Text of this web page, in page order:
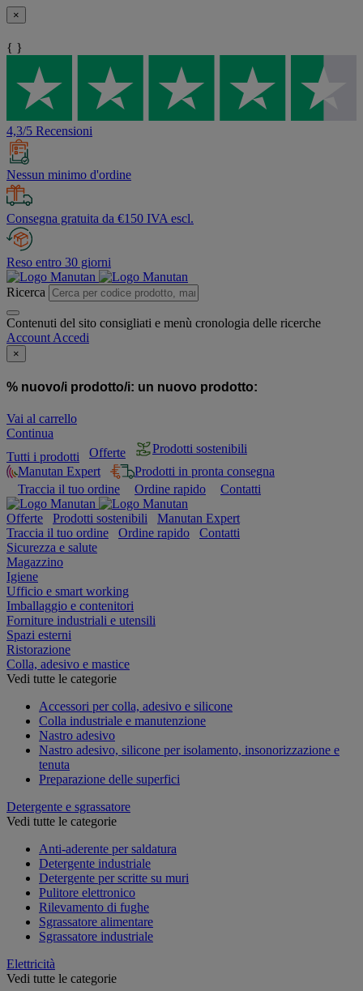
×
{ }
4,3/5 Recensioni
Nessun minimo d'ordine
Consegna gratuita da €150 IVA escl.
Reso entro 30 giorni
Ricerca
Contenuti del sito consigliati e menù cronologia delle ricerche
Account Accedi
×
% nuovo/i prodotto/i: un nuovo prodotto:
Vai al carrello
Continua
Tutti i prodotti
Offerte
Prodotti sostenibili
Manutan Expert
Prodotti in pronta consegna
Traccia il tuo ordine
Ordine rapido Contatti
Offerte Prodotti sostenibili
Manutan Expert
Traccia il tuo ordine
Ordine rapido
Contatti
Sicurezza e salute
Magazzino
Igiene
Ufficio e smart working
Imballaggio e contenitori
Forniture industriali e utensili
Spazi esterni
Ristorazione
Colla, adesivo e mastice
Vedi tutte le categorie
Accessori per colla, adesivo e silicone
Colla industriale e manutenzione
Nastro adesivo
Nastro adesivo, silicone per isolamento, insonorizzazione e
tenuta
Preparazione delle superfici
Detergente e sgrassatore
Vedi tutte le categorie
Anti-aderente per saldatura
Detergente industriale
Detergente per scritte su muri
Pulitore elettronico
Rilevamento di fughe
Sgrassatore alimentare
Sgrassatore industriale
Elettricità
Vedi tutte le categorie